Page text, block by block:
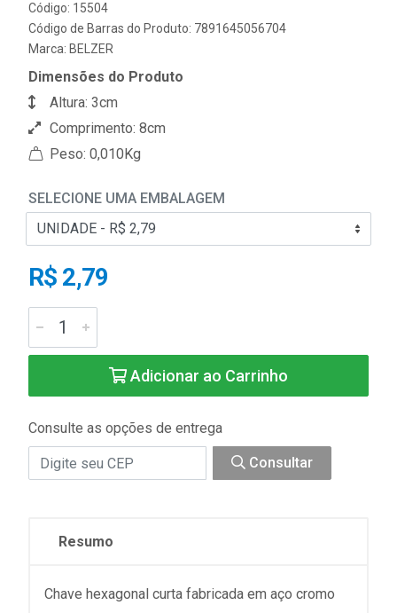
Código: 15504
Código de Barras do Produto: 7891645056704
Marca: BELZER
Dimensões do Produto
Altura: 3cm
Comprimento: 8cm
Peso: 0,010Kg
SELECIONE UMA EMBALAGEM
R$ 2,79
Adicionar ao Carrinho
Consulte as opções de entrega
Consultar
Resumo
Chave hexagonal curta fabricada em aço cromo